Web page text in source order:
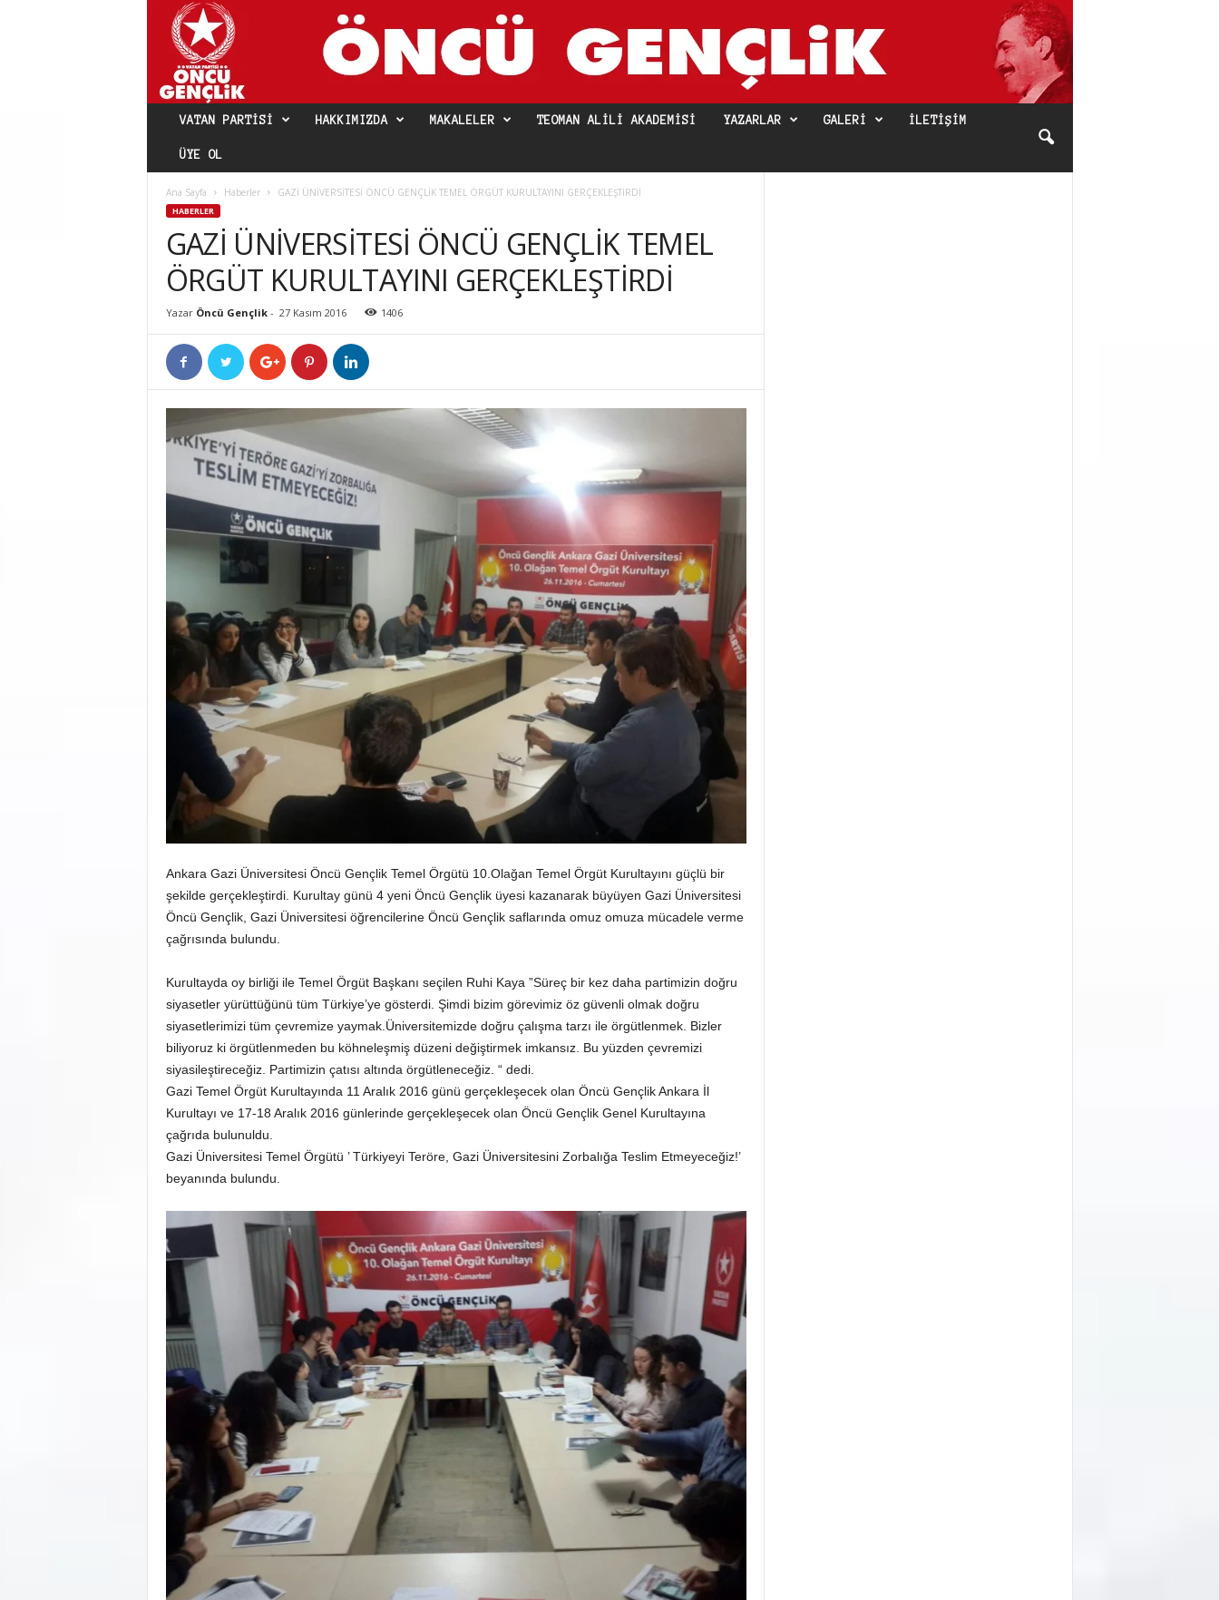
VATAN PARTISI HAKKIMIZDA MAKALELER TEOMAN ALILI AKADEMISI YAZARLAR GALERI İLETIŞIM
ÜYE OL
Ana Sayfa Haberler GAZİ ÜNİVERSİTESİ ÖNCÜ GENÇLİK TEMEL ÖRGÜT KURULTAYINI GERÇEKLEŞTİRDİ
HABERLER
GAZİ ÜNİVERSİTESİ ÖNCÜ GENÇLİK TEMEL
ÖRGÜT KURULTAYINI GERÇEKLEŞTİRDİ
Yazar Öncü Gençlik- 27 Kasım 2016 1406
Ankara Gazi Üniversitesi Öncü Gençlik Temel Örgütü 10.Olağan Temel Örgüt Kurultayını güçlü bir
şekilde gerçekleştirdi. Kurultay günü 4 yeni Öncü Gençlik üyesi kazanarak büyüyen Gazi Üniversitesi
Öncü Gençlik, Gazi Üniversitesi öğrencilerine Öncü Gençlik saflarında omuz omuza mücadele verme
çağrısında bulundu.
Kurultayda oy birliği ile Temel Örgüt Başkanı seçilen Ruhi Kaya ”Süreç bir kez daha partimizin doğru
siyasetler yürüttüğünü tüm Türkiye’ye gösterdi. Şimdi bizim görevimiz öz güvenli olmak doğru
siyasetlerimizi tüm çevremize yaymak.Üniversitemizde doğru çalışma tarzı ile örgütlenmek. Bizler
biliyoruz ki örgütlenmeden bu köhneleşmiş düzeni değiştirmek imkansız. Bu yüzden çevremizi
siyasileştireceğiz. Partimizin çatısı altında örgütleneceğiz. “ dedi.
Gazi Temel Örgüt Kurultayında 11 Aralık 2016 günü gerçekleşecek olan Öncü Gençlik Ankara İl
Kurultayı ve 17-18 Aralık 2016 günlerinde gerçekleşecek olan Öncü Gençlik Genel Kurultayına
çağrıda bulunuldu.
Gazi Üniversitesi Temel Örgütü ’ Türkiyeyi Teröre, Gazi Üniversitesini Zorbalığa Teslim Etmeyeceğiz!’
beyanında bulundu.